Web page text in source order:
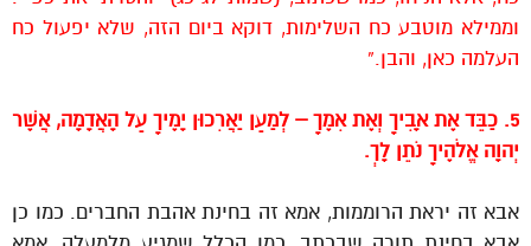
וממילא מוטבע כח השלימות, דוקא ביום הזה, שלא יפעול כח
העלמה כאן, והבן.”
5. כַּבֵּד אֶת אָבִיךָ וְאֶת אִמֶּךָ – לְמַעַן יַאֲרִכוּן יָמֶיךָ עַל הָאֲדָמָה, אֲשֶׁר
יְהוָה אֱלֹהֶיךָ נֹתֵן לָךְ.
אבא זה יראת הרוממות, אמא זה בחינת אהבת החברים. כמו כן